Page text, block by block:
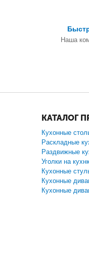
Наша
КАТАЛОГ
Кухонные
Раскладные
Раздвижные
Уголки на
Кухонные
Кухонные
Кухонные